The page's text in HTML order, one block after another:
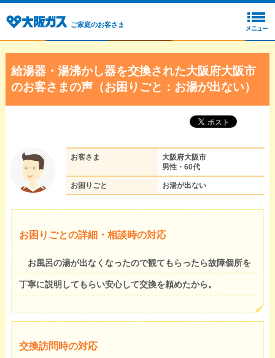
ご家庭のお客さま
給湯器・湯沸かし器を交換された大阪府大阪市
のお客さまの声（お困りごと：お湯が出ない）
お客さま
大阪府大阪市
男性・60代
お困りごと お湯が出ない
お困りごとの詳細・相談時の対応
お風呂の湯が出なくなったので観てもらったら故障個所を
丁寧に説明してもらい安心して交換を頼めたから。
交換訪問時の対応